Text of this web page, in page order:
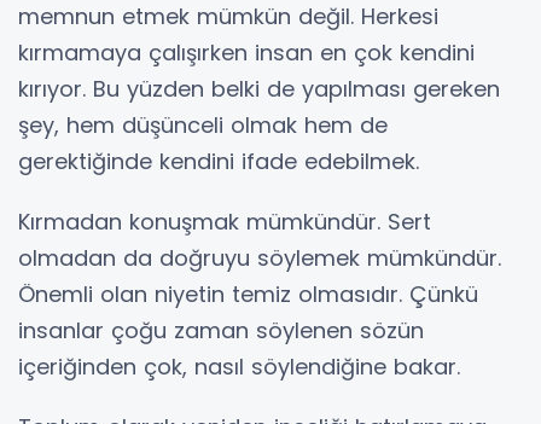
memnun etmek mümkün değil. Herkesi
kırmamaya çalışırken insan en çok kendini
kırıyor. Bu yüzden belki de yapılması gereken
şey, hem düşünceli olmak hem de
gerektiğinde kendini ifade edebilmek.
Kırmadan konuşmak mümkündür. Sert
olmadan da doğruyu söylemek mümkündür.
Önemli olan niyetin temiz olmasıdır. Çünkü
insanlar çoğu zaman söylenen sözün
içeriğinden çok, nasıl söylendiğine bakar.